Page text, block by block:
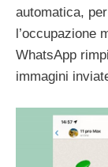
automatica,
l’occupazione
WhatsApp
immagini